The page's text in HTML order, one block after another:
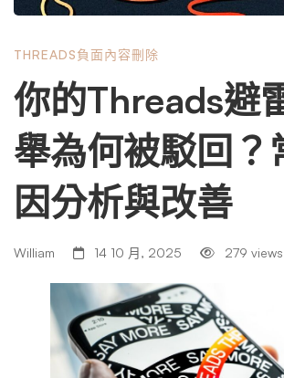
避
雷
文
檢
舉
為
THREADS負面內容刪除
你的Threads避
舉為何被駁回？
因分析與改善
William 14 10 月, 2025 279 views